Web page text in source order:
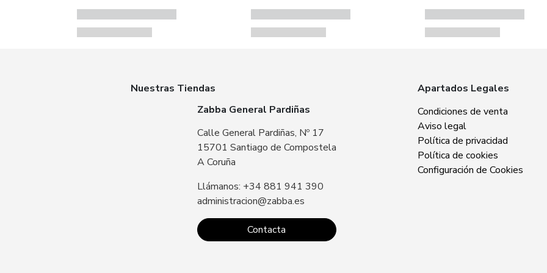
Nuestras Tiendas
Zabba General Pardiñas
Calle General Pardiñas, Nº 17
15701 Santiago de Compostela
A Coruña
Llámanos: +34 881 941 390
administracion@zabba.es
Contacta
Zabba Area
15707 Santiago
Sin especificar
Apartados Legales
Condiciones de venta
Aviso legal
Política de privacidad
Política de cookies
Configuración de Cookies